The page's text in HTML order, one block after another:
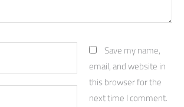
Save my name,
email, and website in
this browser for the
next time I comment.